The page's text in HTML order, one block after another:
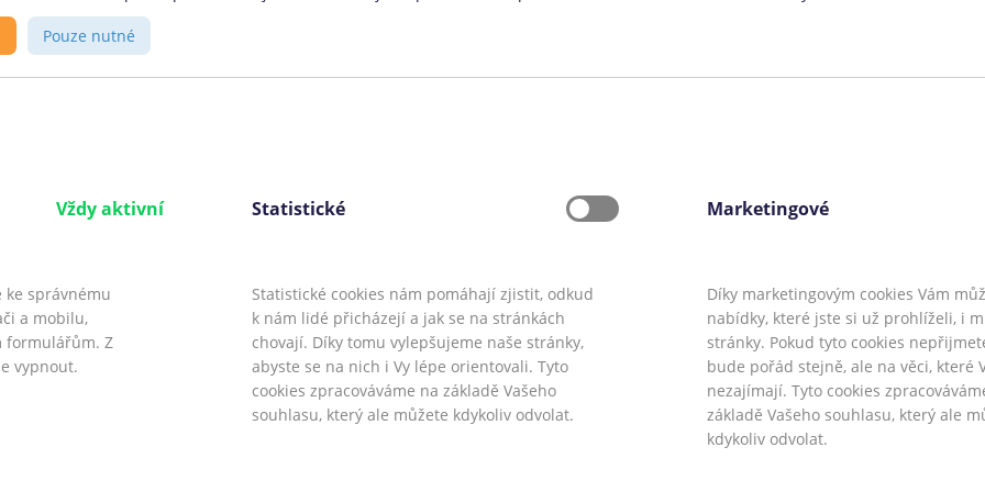
Praha 8, DIČ: CZ03272974
úvěru.
transparentosti a úplnosti
Mediálním partneři: Půjčko.cz , CoolPôžičky.sk,CoolFinance.pl
PrestamosFrescos.es
Máte dotaz či připomínku? Napište náminfo@coolpujcky.cz
.
Pouze nutné
Vždy aktivní
správnému
a mobilu,
formulářům. Z
vypnout.
Statistické
Statistické cookies nám pomáhají zjistit, odkud
k nám lidé přicházejí a jak se na stránkách
chovají. Díky tomu vylepšujeme naše stránky,
abyste se na nich i Vy lépe orientovali. Tyto
cookies zpracováváme na základě Vašeho
souhlasu, který ale můžete kdykoliv odvolat.
Marketingové
Díky marketingovým cookies Vám
nabídky, které jste si už prohlíželi, i
stránky. Pokud tyto cookies
bude pořád stejně, ale na věci, které
nezajímají. Tyto cookies
základě Vašeho souhlasu, který ale
kdykoliv odvolat.